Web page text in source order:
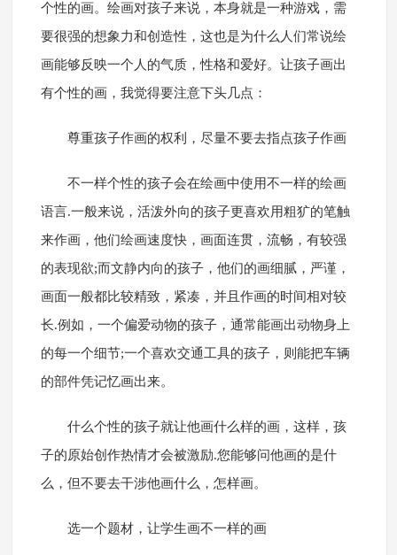
个性的画。绘画对孩子来说，本身就是一种游戏，需
要很强的想象力和创造性，这也是为什么人们常说绘
画能够反映一个人的气质，性格和爱好。让孩子画出
有个性的画，我觉得要注意下头几点：
尊重孩子作画的权利，尽量不要去指点孩子作画
不一样个性的孩子会在绘画中使用不一样的绘画
语言.一般来说，活泼外向的孩子更喜欢用粗犷的笔触
来作画，他们绘画速度快，画面连贯，流畅，有较强
的表现欲;而文静内向的孩子，他们的画细腻，严谨，
画面一般都比较精致，紧凑，并且作画的时间相对较
长.例如，一个偏爱动物的孩子，通常能画出动物身上
的每一个细节;一个喜欢交通工具的孩子，则能把车辆
的部件凭记忆画出来。
什么个性的孩子就让他画什么样的画，这样，孩
子的原始创作热情才会被激励.您能够问他画的是什
么，但不要去干涉他画什么，怎样画。
选一个题材，让学生画不一样的画